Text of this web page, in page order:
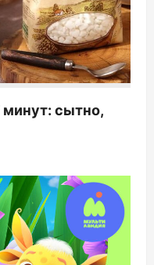
минут: сытно,